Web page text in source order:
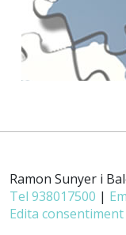
Ramon Sunyer i
Tel 938017500 |
Edita